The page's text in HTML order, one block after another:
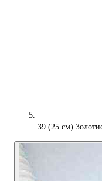
39 (25 см)